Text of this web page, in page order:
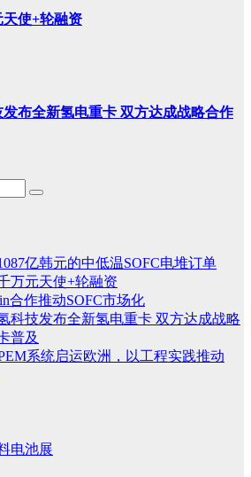
使+轮融资
布全新氢电重卡 双方达成战略合作
亿韩元的中低温SOFC电堆订单
万元天使+轮融资
合作推动SOFC市场化
科技发布全新氢电重卡 双方达成战略
普及
系统启运欧洲，以工程实践推动
电池展